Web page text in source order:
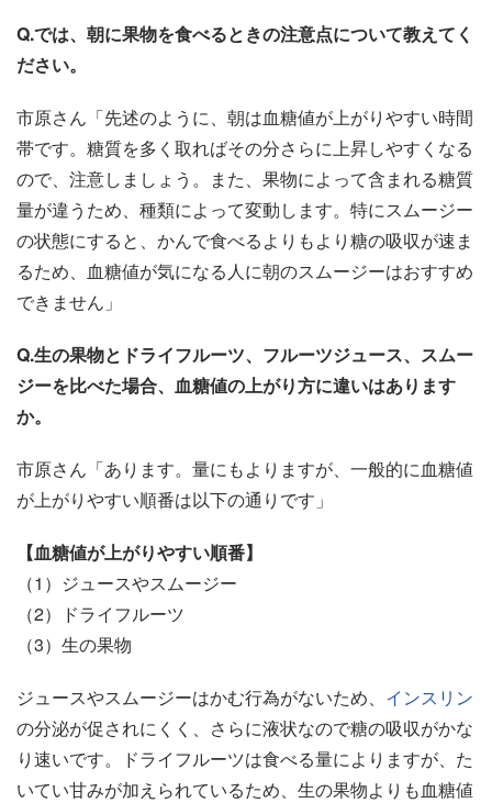
Q.では、朝に果物を食べるときの注意点について教えてく
ださい。
市原さん「先述のように、朝は血糖値が上がりやすい時間
帯です。糖質を多く取ればその分さらに上昇しやすくなる
ので、注意しましょう。また、果物によって含まれる糖質
量が違うため、種類によって変動します。特にスムージー
の状態にすると、かんで食べるよりもより糖の吸収が速ま
るため、血糖値が気になる人に朝のスムージーはおすすめ
できません」
Q.生の果物とドライフルーツ、フルーツジュース、スムー
ジーを比べた場合、血糖値の上がり方に違いはあります
か。
市原さん「あります。量にもよりますが、一般的に血糖値
が上がりやすい順番は以下の通りです」
【血糖値が上がりやすい順番】
（1）ジュースやスムージー
（2）ドライフルーツ
（3）生の果物
ジュースやスムージーはかむ行為がないため、 インスリン
の分泌が促されにくく、さらに液状なので糖の吸収がかな
り速いです。ドライフルーツは食べる量によりますが、た
いてい甘みが加えられているため、生の果物よりも血糖値